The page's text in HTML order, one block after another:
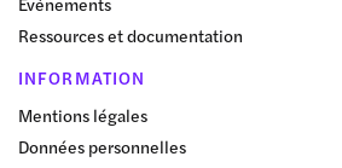
Ressources et documentation
INFORMATION
Mentions légales
Données personnelles